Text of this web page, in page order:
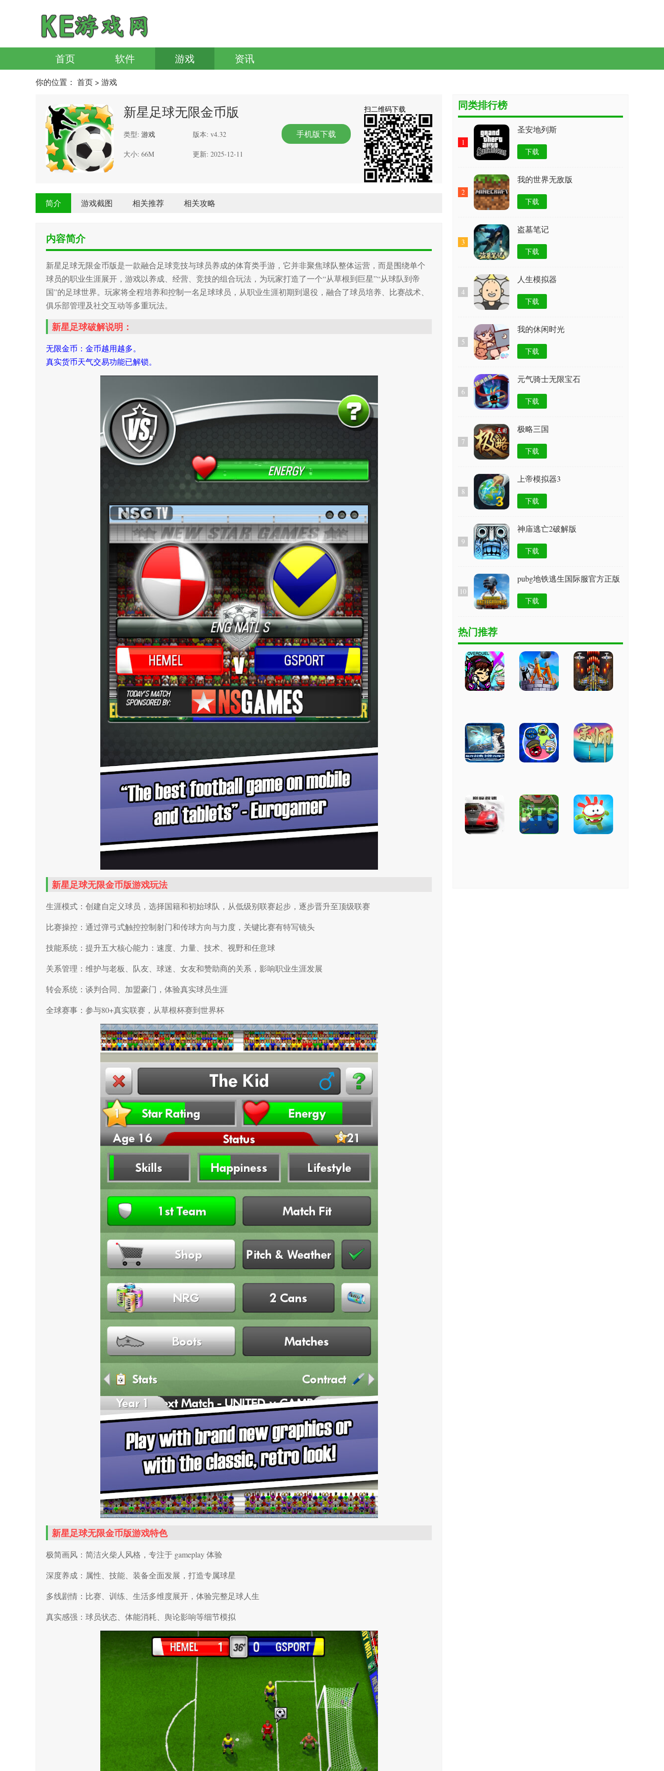
首页 软件 游戏 资讯
你的位置： 首页 > 游戏
新星足球无限金币版
类型: 游戏 版本: v4.32
大小: 66M 更新: 2025-12-11
手机版下载
扫二维码下载
简介 游戏截图 相关推荐 相关攻略
内容简介
新星足球无限金币版是一款融合足球竞技与球员养成的体育类手游，它并非聚焦球队整体运营，而是围绕单个
球员的职业生涯展开，游戏以养成、经营、竞技的组合玩法，为玩家打造了一个“从草根到巨星”“从球队到帝
国”的足球世界。玩家将全程培养和控制一名足球球员，从职业生涯初期到退役，融合了球员培养、比赛战术、
俱乐部管理及社交互动等多重玩法。
新星足球破解说明：
无限金币：金币越用越多。
真实货币天气交易功能已解锁。
新星足球无限金币版游戏玩法
生涯模式：创建自定义球员，选择国籍和初始球队，从低级别联赛起步，逐步晋升至顶级联赛
比赛操控：通过弹弓式触控控制射门和传球方向与力度，关键比赛有特写镜头
技能系统：提升五大核心能力：速度、力量、技术、视野和任意球
关系管理：维护与老板、队友、球迷、女友和赞助商的关系，影响职业生涯发展
转会系统：谈判合同、加盟豪门，体验真实球员生涯
全球赛事：参与80+真实联赛，从草根杯赛到世界杯
新星足球无限金币版游戏特色
极简画风：简洁火柴人风格，专注于 gameplay 体验
深度养成：属性、技能、装备全面发展，打造专属球星
多线剧情：比赛、训练、生活多维度展开，体验完整足球人生
真实感强：球员状态、体能消耗、舆论影响等细节模拟
同类排行榜
1
圣安地列斯
下载
2
我的世界无敌版
下载
3
盗墓笔记
下载
4
人生模拟器
下载
5
我的休闲时光
下载
6
元气骑士无限宝石
下载
7
极略三国
下载
8
上帝模拟器3
下载
9
神庙逃亡2破解版
下载
10
pubg地铁逃生国际服官方正版
下载
热门推荐